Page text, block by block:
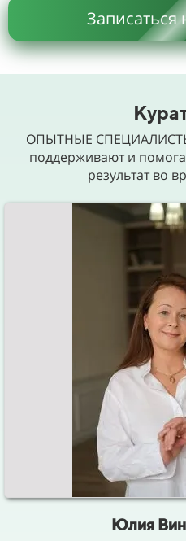
Записаться
ОПЫТНЫЕ
поддерживают и
результат во
Юлия